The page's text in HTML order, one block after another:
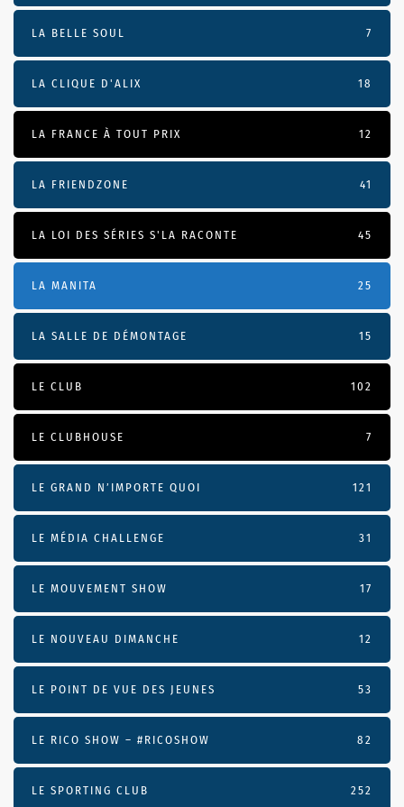
LA BELLE SOUL 7
LA CLIQUE D'ALIX 18
LA FRANCE À TOUT PRIX 12
LA FRIENDZONE 41
LA LOI DES SÉRIES S'LA RACONTE 45
LA MANITA 25
LA SALLE DE DÉMONTAGE 15
LE CLUB 102
LE CLUBHOUSE 7
LE GRAND N’IMPORTE QUOI 121
LE MÉDIA CHALLENGE 31
LE MOUVEMENT SHOW 17
LE NOUVEAU DIMANCHE 12
LE POINT DE VUE DES JEUNES 53
LE RICO SHOW – #RICOSHOW 82
LE SPORTING CLUB 252